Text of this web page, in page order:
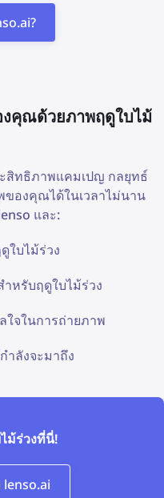
งคุณด้วยภาพฤดูใบไม้
สิทธิภาพแคมเปญ กลยุทธ์
องคุณได้ในเวลาไม่นาน
และ:
ใบไม้ร่วง
หรับฤดูใบไม้ร่วง
ใจในการถ่ายภาพ
ำลังจะมาถึง
ม้ร่วงที่นี่!